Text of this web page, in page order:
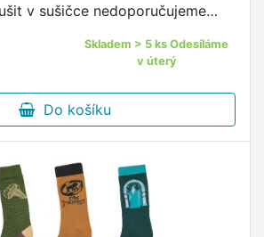
v sušičce nedoporučujeme
Disney …
Skladem > 5 ks Odesíláme
v úterý
Do košíku